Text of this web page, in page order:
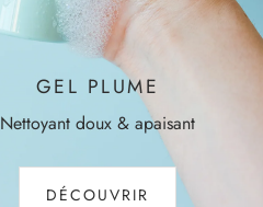
GEL PLUME
Nettoyant doux & apaisant
DÉCOUVRIR